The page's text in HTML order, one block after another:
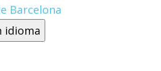
idioma